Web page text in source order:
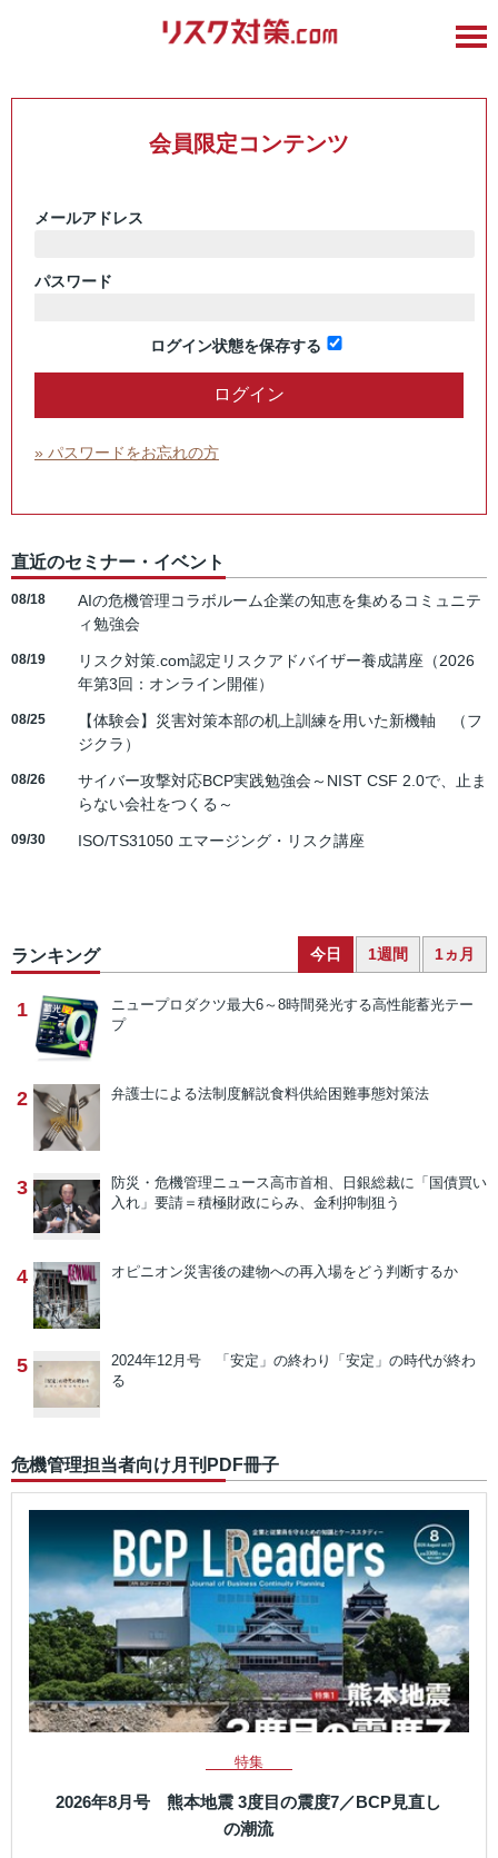
会員限定コンテンツ
メールアドレス
パスワード
ログイン状態を保存する
» パスワードをお忘れの方
直近のセミナー・イベント
08/18
AIの危機管理コラボルーム企業の知恵を集めるコミュニテ
ィ勉強会
08/19
リスク対策.com認定リスクアドバイザー養成講座（2026
年第3回：オンライン開催）
08/25
【体験会】災害対策本部の机上訓練を用いた新機軸 （フ
ジクラ）
08/26
サイバー攻撃対応BCP実践勉強会～NIST CSF 2.0で、止ま
らない会社をつくる～
09/30 ISO/TS31050 エマージング・リスク講座
ランキング 今日 1週間 1ヵ月
1 ニュープロダクツ最大6～8時間発光する高性能蓄光テー
プ
2 弁護士による法制度解説食料供給困難事態対策法
3 防災・危機管理ニュース高市首相、日銀総裁に「国債買い
入れ」要請＝積極財政にらみ、金利抑制狙う
4 オピニオン災害後の建物への再入場をどう判断するか
5 2024年12月号 「安定」の終わり
「安定」の時代が終わ
る
危機管理担当者向け月刊PDF冊子
特集
2026年8月号 熊本地震 3度目の震度7／BCP見直し
の潮流